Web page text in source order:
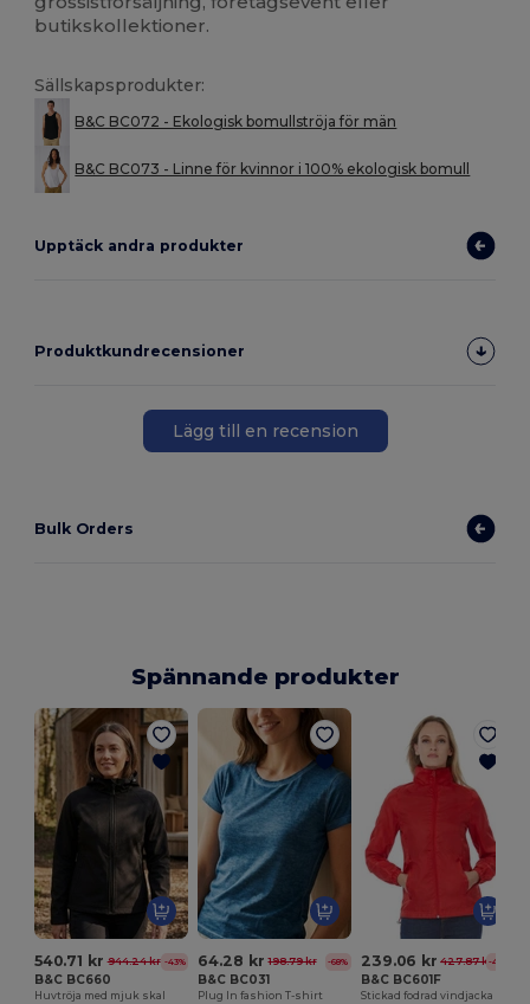
butikskollektioner.
Sällskapsprodukter:
B&C BC072 - Ekologisk bomullströja för män
B&C BC073 - Linne för kvinnor i 100% ekologisk bomull
Upptäck andra produkter
Produktkundrecensioner
Lägg till en recension
Bulk Orders
Spännande produkter
540.71 kr 944.24 kr -43%
B&C BC660
Huvtröja med mjuk skal
64.28 kr 198.79 kr -68%
B&C BC031
Plug In fashion T-shirt
239.06 kr 427.87 kr-44%
B&C BC601F